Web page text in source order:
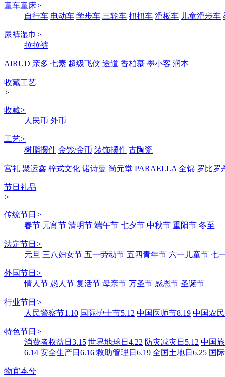
童车童床>
自行车 电动车 学步车 三轮车 扭扭车 滑板车 儿童滑步车
尿裤湿巾 >
拉拉裤
AIRUD 亲多 七素 超级飞侠 途道 香柏慕 墨小客 润本
收藏工艺
>
收藏>
人民币 外币
工艺>
树脂摆件 金钞/金币 装饰摆件 古陶瓷
宫礼 聚运鑫 梓式文化 诺诗曼 尚元堂 PARAELLA 全锦 罗比罗
节日礼品
>
传统节日 >
春节 元宵节 清明节 端午节 七夕节 中秋节 重阳节 冬至
法定节日 >
元旦 三八妇女节 五一劳动节 五四青年节 六一儿童节 七
外国节日 >
情人节 愚人节 复活节 母亲节 万圣节 感恩节 圣诞节
行业节日 >
人民警察节1.10 国际护士节5.12 中国医师节8.19 中国农
特色节日 >
消费者权益日3.15 世界地球日4.22 防灾减灾日5.12 中国
6.14 安全生产日6.16 救助管理日6.19 全国土地日6.25 国
物宜本兮